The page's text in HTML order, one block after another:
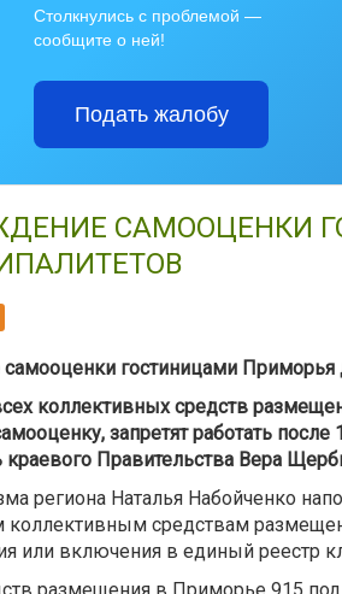
Столкнулись с проблемой —
сообщите о ней!
Подать жалобу
САМООЦЕНКИ
гостиницами Приморья
коллективных средств
запретят работать
краевого Правительства Вера
региона Наталья Набойченко
коллективным средствам
или включения в единый реестр